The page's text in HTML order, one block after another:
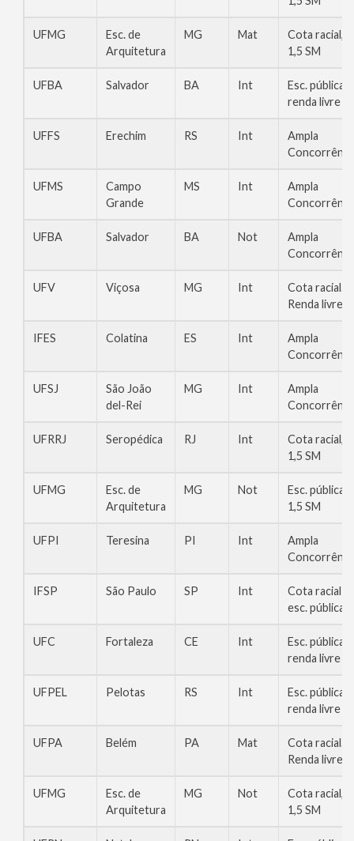
UFMG
Esc. de
Arquitetura
MG Mat
Cota racial,
1,5 SM
UFBA Salvador BA Int
Esc. pública,
renda livre
UFFS Erechim RS Int
Ampla
UFMS
Campo
Grande
MS Int
Ampla
UFBA Salvador BA Not
Ampla
UFV Viçosa MG Int
Cota racial.
Renda livre
IFES Colatina ES Int
Ampla
UFSJ
São João
del-Rei
MG Int
Ampla
UFRRJ Seropédica RJ Int
Cota racial,
1,5 SM
UFMG
Esc. de
Arquitetura
MG Not
Esc. pública,
1,5 SM
UFPI Teresina PI Int
Ampla
IFSP São Paulo SP Int
Cota racial
esc. pública
UFC Fortaleza CE Int
Esc. pública,
renda livre
UFPEL Pelotas RS Int
Esc. pública,
renda livre
UFPA Belém PA Mat
Cota racial.
Renda livre
UFMG
Esc. de
Arquitetura
MG Not
Cota racial,
1,5 SM